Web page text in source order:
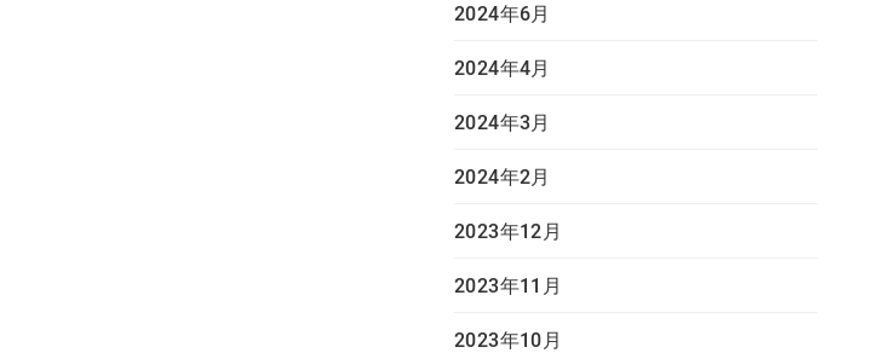
2024年6月
2024年4月
2024年3月
2024年2月
2023年12月
2023年11月
2023年10月